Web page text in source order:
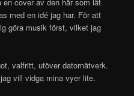
med en idé jag har. För att
göra musik först, vilket jag
valfritt, utöver datornätverk.
vill vidga mina vyer lite.